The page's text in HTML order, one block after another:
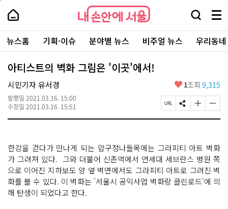
본
로
가
내
손
안
에
서
울
-
서
울
시
대
표
소
털
내
손
에
울
검
창
열
기
메
뉴
전
체
보
주
요
서
뉴스홈 기획·이슈 분야별 뉴스 비주얼 뉴스 우리동
아티스트의 벽화 그림은 '이곳'에서!
시민기자 유서경
발행일 2021.03.16. 15:00
수정일 2021.03.16. 15:51
좋
요
1조회 9,315
페
이
R
L
복
사
S
N
유
하
기
글
자
게
변
경
하
기
글
자
작
게
변
경
하
기
한강을 걷다가 만나게 되는 압구정나들목에는 그라피티 아트 벽화
가 그려져 있다. 그와 더불어 신촌역에서 연세대 세브란스 병원 쪽
으로 이어진 지하보도 양 옆 벽면에서도 그라피티 아트로 그려진 벽
화를 볼 수 있다. 이 벽화는 '서울시 공익사업 벽화랑 클린로드'에 의
해 탄생이 되었다고 한다.
페
상
단
로